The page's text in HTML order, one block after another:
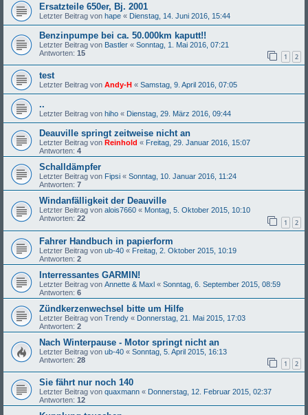
Ersatzteile 650er, Bj. 2001
Letzter Beitrag von hape « Dienstag, 14. Juni 2016, 15:44
Benzinpumpe bei ca. 50.000km kaputt!!
Letzter Beitrag von Bastler « Sonntag, 1. Mai 2016, 07:21
Antworten: 15 1 2
test
Letzter Beitrag von Andy-H « Samstag, 9. April 2016, 07:05
..
Letzter Beitrag von hiho « Dienstag, 29. März 2016, 09:44
Deauville springt zeitweise nicht an
Letzter Beitrag von Reinhold « Freitag, 29. Januar 2016, 15:07
Antworten: 4
Schalldämpfer
Letzter Beitrag von Fipsi « Sonntag, 10. Januar 2016, 11:24
Antworten: 7
Windanfälligkeit der Deauville
Letzter Beitrag von alois7660 « Montag, 5. Oktober 2015, 10:10
Antworten: 22 1 2
Fahrer Handbuch in papierform
Letzter Beitrag von ub-40 « Freitag, 2. Oktober 2015, 10:19
Antworten: 2
Interressantes GARMIN!
Letzter Beitrag von Annette & Maxl « Sonntag, 6. September 2015, 08:59
Antworten: 6
Zündkerzenwechsel bitte um Hilfe
Letzter Beitrag von Trendy « Donnerstag, 21. Mai 2015, 17:03
Antworten: 2
Nach Winterpause - Motor springt nicht an
Letzter Beitrag von ub-40 « Sonntag, 5. April 2015, 16:13
Antworten: 28 1 2
Sie fährt nur noch 140
Letzter Beitrag von quaxmann « Donnerstag, 12. Februar 2015, 02:37
Antworten: 12